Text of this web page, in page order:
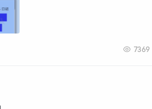
7369